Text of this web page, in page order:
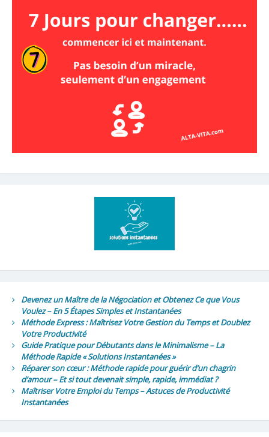
Devenez un Maître de la Négociation et Obtenez Ce que Vous
Voulez – En 5 Étapes Simples et Instantanées
Méthode Express : Maîtrisez Votre Gestion du Temps et Doublez
Votre Productivité
Guide Pratique pour Débutants dans le Minimalisme – La
Méthode Rapide « Solutions Instantanées »
Réparer son cœur : Méthode rapide pour guérir d’un chagrin
d’amour – Et si tout devenait simple, rapide, immédiat ?
Maîtriser Votre Emploi du Temps – Astuces de Productivité
Instantanées